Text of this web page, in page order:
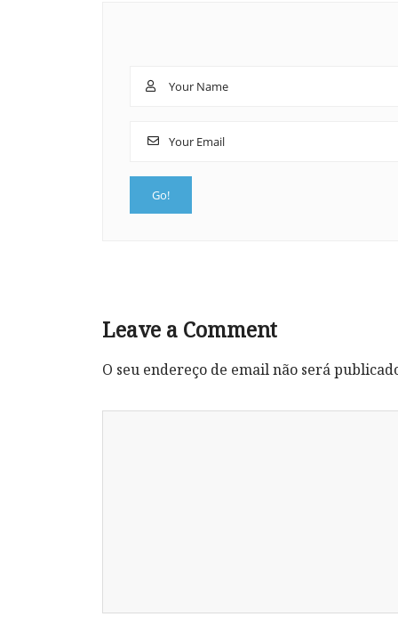
Leave a Comment
O seu endereço de email não será